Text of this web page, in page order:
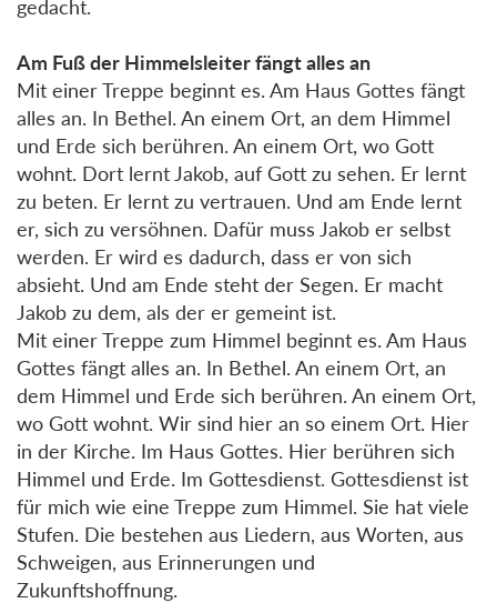
gedacht.
Am Fuß der Himmelsleiter fängt alles an
Mit einer Treppe beginnt es. Am Haus Gottes fängt
alles an. In Bethel. An einem Ort, an dem Himmel
und Erde sich berühren. An einem Ort, wo Gott
wohnt. Dort lernt Jakob, auf Gott zu sehen. Er lernt
zu beten. Er lernt zu vertrauen. Und am Ende lernt
er, sich zu versöhnen. Dafür muss Jakob er selbst
werden. Er wird es dadurch, dass er von sich
absieht. Und am Ende steht der Segen. Er macht
Jakob zu dem, als der er gemeint ist.
Mit einer Treppe zum Himmel beginnt es. Am Haus
Gottes fängt alles an. In Bethel. An einem Ort, an
dem Himmel und Erde sich berühren. An einem Ort,
wo Gott wohnt. Wir sind hier an so einem Ort. Hier
in der Kirche. Im Haus Gottes. Hier berühren sich
Himmel und Erde. Im Gottesdienst. Gottesdienst ist
für mich wie eine Treppe zum Himmel. Sie hat viele
Stufen. Die bestehen aus Liedern, aus Worten, aus
Schweigen, aus Erinnerungen und
Zukunftshoffnung.